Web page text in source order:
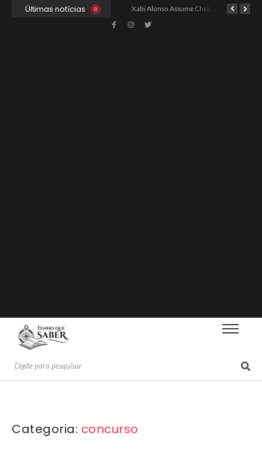
Últimas notícias China e EUA Buscam Expansão do Comércio Agrícola
Categoria: concurso